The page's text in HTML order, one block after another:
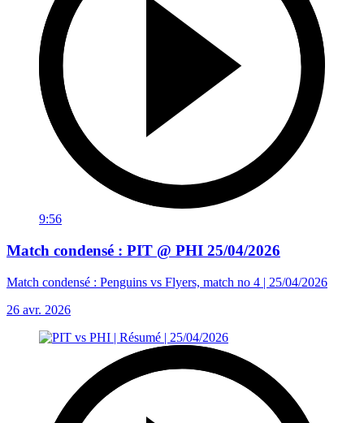
9:56
Match condensé : PIT @ PHI 25/04/2026
Match condensé : Penguins vs Flyers, match no 4 | 25/04/2026
26 avr. 2026